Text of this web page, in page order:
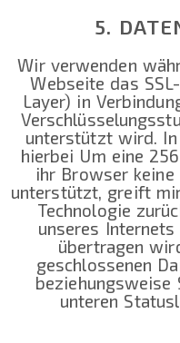
5.
Wir verwenden
Webseite das
Layer) in
unterstützt wird.
hierbei Um eine
ihr Browser
unterstützt, greift
Technologie
unseres
übertragen
geschlossenen
beziehungsweise
unteren